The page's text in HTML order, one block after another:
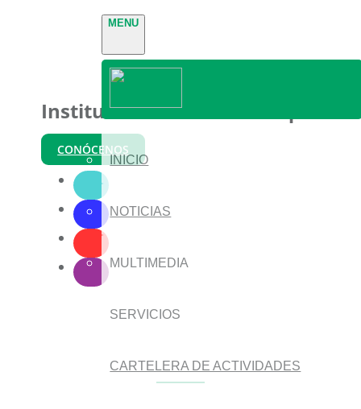
MENU
INICIO
NOTICIAS
MULTIMEDIA
SERVICIOS
CARTELERA DE ACTIVIDADES
Instituto Nacional de Parques
CONÓCENOS